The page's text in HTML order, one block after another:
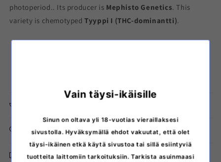
photoperiod.. Its producer is Mephisto Genetics. This
variety is chemotypedTyyppi I (THC-dominantti).
Sour Stomper
Storage instructions
Discreet delivery from Finland
Vain täysi-ikäisille
Sinun on oltava yli 18-vuotias vieraillaksesi
sivustolla. Hyväksymällä ehdot vakuutat, että olet
täysi-ikäinen etkä käytä sivustoa tai sillä esiintyviä
tuotteita laittomiin tarkoituksiin. Tarkista asuinmaasi